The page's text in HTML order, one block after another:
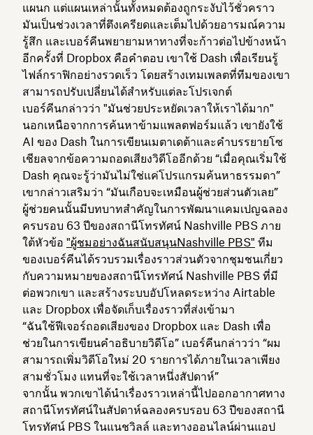
แผนก แต่แผนเหล่านั้นทั้งหมดต้องถูกระงับไว้ชั่วคราว
มันเป็นช่วงเวลาที่ตึงเครียดและเต็มไปด้วยอารมณ์ความ
รู้สึก และเบอร์คีนพยายามหาทางที่จะก้าวต่อไปข้างหน้า
อีกครั้งที่ Dropbox คือคำตอบ เขาใช้ Dash เพื่อเรียนรู้
ไฟล์กราฟิกอย่างรวดเร็ว โดยสร้างเทมเพลตที่ทีมของเขา
สามารถปรับเปลี่ยนได้สำหรับแต่ละโปรเจกต์
เบอร์คีนกล่าวว่า "มันช่วยประหยัดเวลาให้เราได้มาก"
นอกเหนือจากการค้นหาข้ามแพลตฟอร์มแล้ว เขายังใช้
AI ของ Dash ในการเขียนเมตาเดต้าและคำบรรยายโซ
เชียลจากข้อความถอดเสียงวิดีโออีกด้วย “เมื่อคุณเริ่มใช้
Dash คุณจะรู้ว่ามันไม่ใช่แค่โปรแกรมค้นหาธรรมดา”
เขากล่าวเสริมว่า “มันเกือบจะเหมือนผู้ช่วยส่วนตัวเลย”
ผู้ช่วยคนนั้นมีบทบาทสำคัญในการพัฒนาแคมเปญฉลอง
ครบรอบ 63 ปีของสถานีโทรทัศน์ Nashville PBS ภาย
ใต้หัวข้อ "ผู้ชมอย่างฉันสนับสนุนNashville PBS" ทีม
ของเบอร์คีนได้รวบรวมเรื่องราวส่วนตัวจากชุมชนเกี่ยว
กับความหมายของสถานีโทรทัศน์ Nashville PBS ที่มี
ต่อพวกเขา และสร้างระบบอัปโหลดระหว่าง Airtable
และ Dropbox เพื่อจัดเก็บเรื่องราวที่ส่งเข้ามา
“ฉันใช้ฟีเจอร์ถอดเสียงของ Dropbox และ Dash เพื่อ
ช่วยในการเขียนคำอธิบายวิดีโอ” เบอร์คีนกล่าวว่า “ผม
สามารถเพิ่มวิดีโอใหม่ 20 รายการได้ภายในเวลาเพียง
สามชั่วโมง แทนที่จะใช้เวลาหนึ่งสัปดาห์”
จากนั้น พวกเขาได้นำเรื่องราวเหล่านี้ไปออกอากาศทาง
สถานีโทรทัศน์ในสัปดาห์ฉลองครบรอบ 63 ปีของสถานี
โทรทัศน์ PBS ในแนชวิลล์ และทางออนไลน์ผ่านแอป